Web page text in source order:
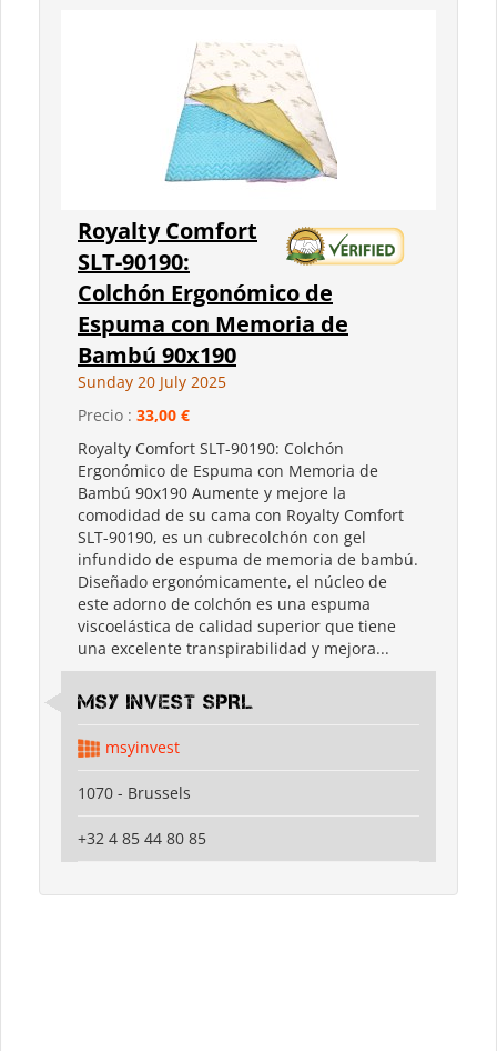
Royalty Comfort
SLT-90190:
Colchón Ergonómico de
Espuma con Memoria de
Bambú 90x190
Sunday 20 July 2025
Precio : 33,00 €
Royalty Comfort SLT-90190: Colchón
Ergonómico de Espuma con Memoria de
Bambú 90x190 Aumente y mejore la
comodidad de su cama con Royalty Comfort
SLT-90190, es un cubrecolchón con gel
infundido de espuma de memoria de bambú.
Diseñado ergonómicamente, el núcleo de
este adorno de colchón es una espuma
viscoelástica de calidad superior que tiene
una excelente transpirabilidad y mejora...
MSY INVEST SPRL
msyinvest
1070 - Brussels
+32 4 85 44 80 85